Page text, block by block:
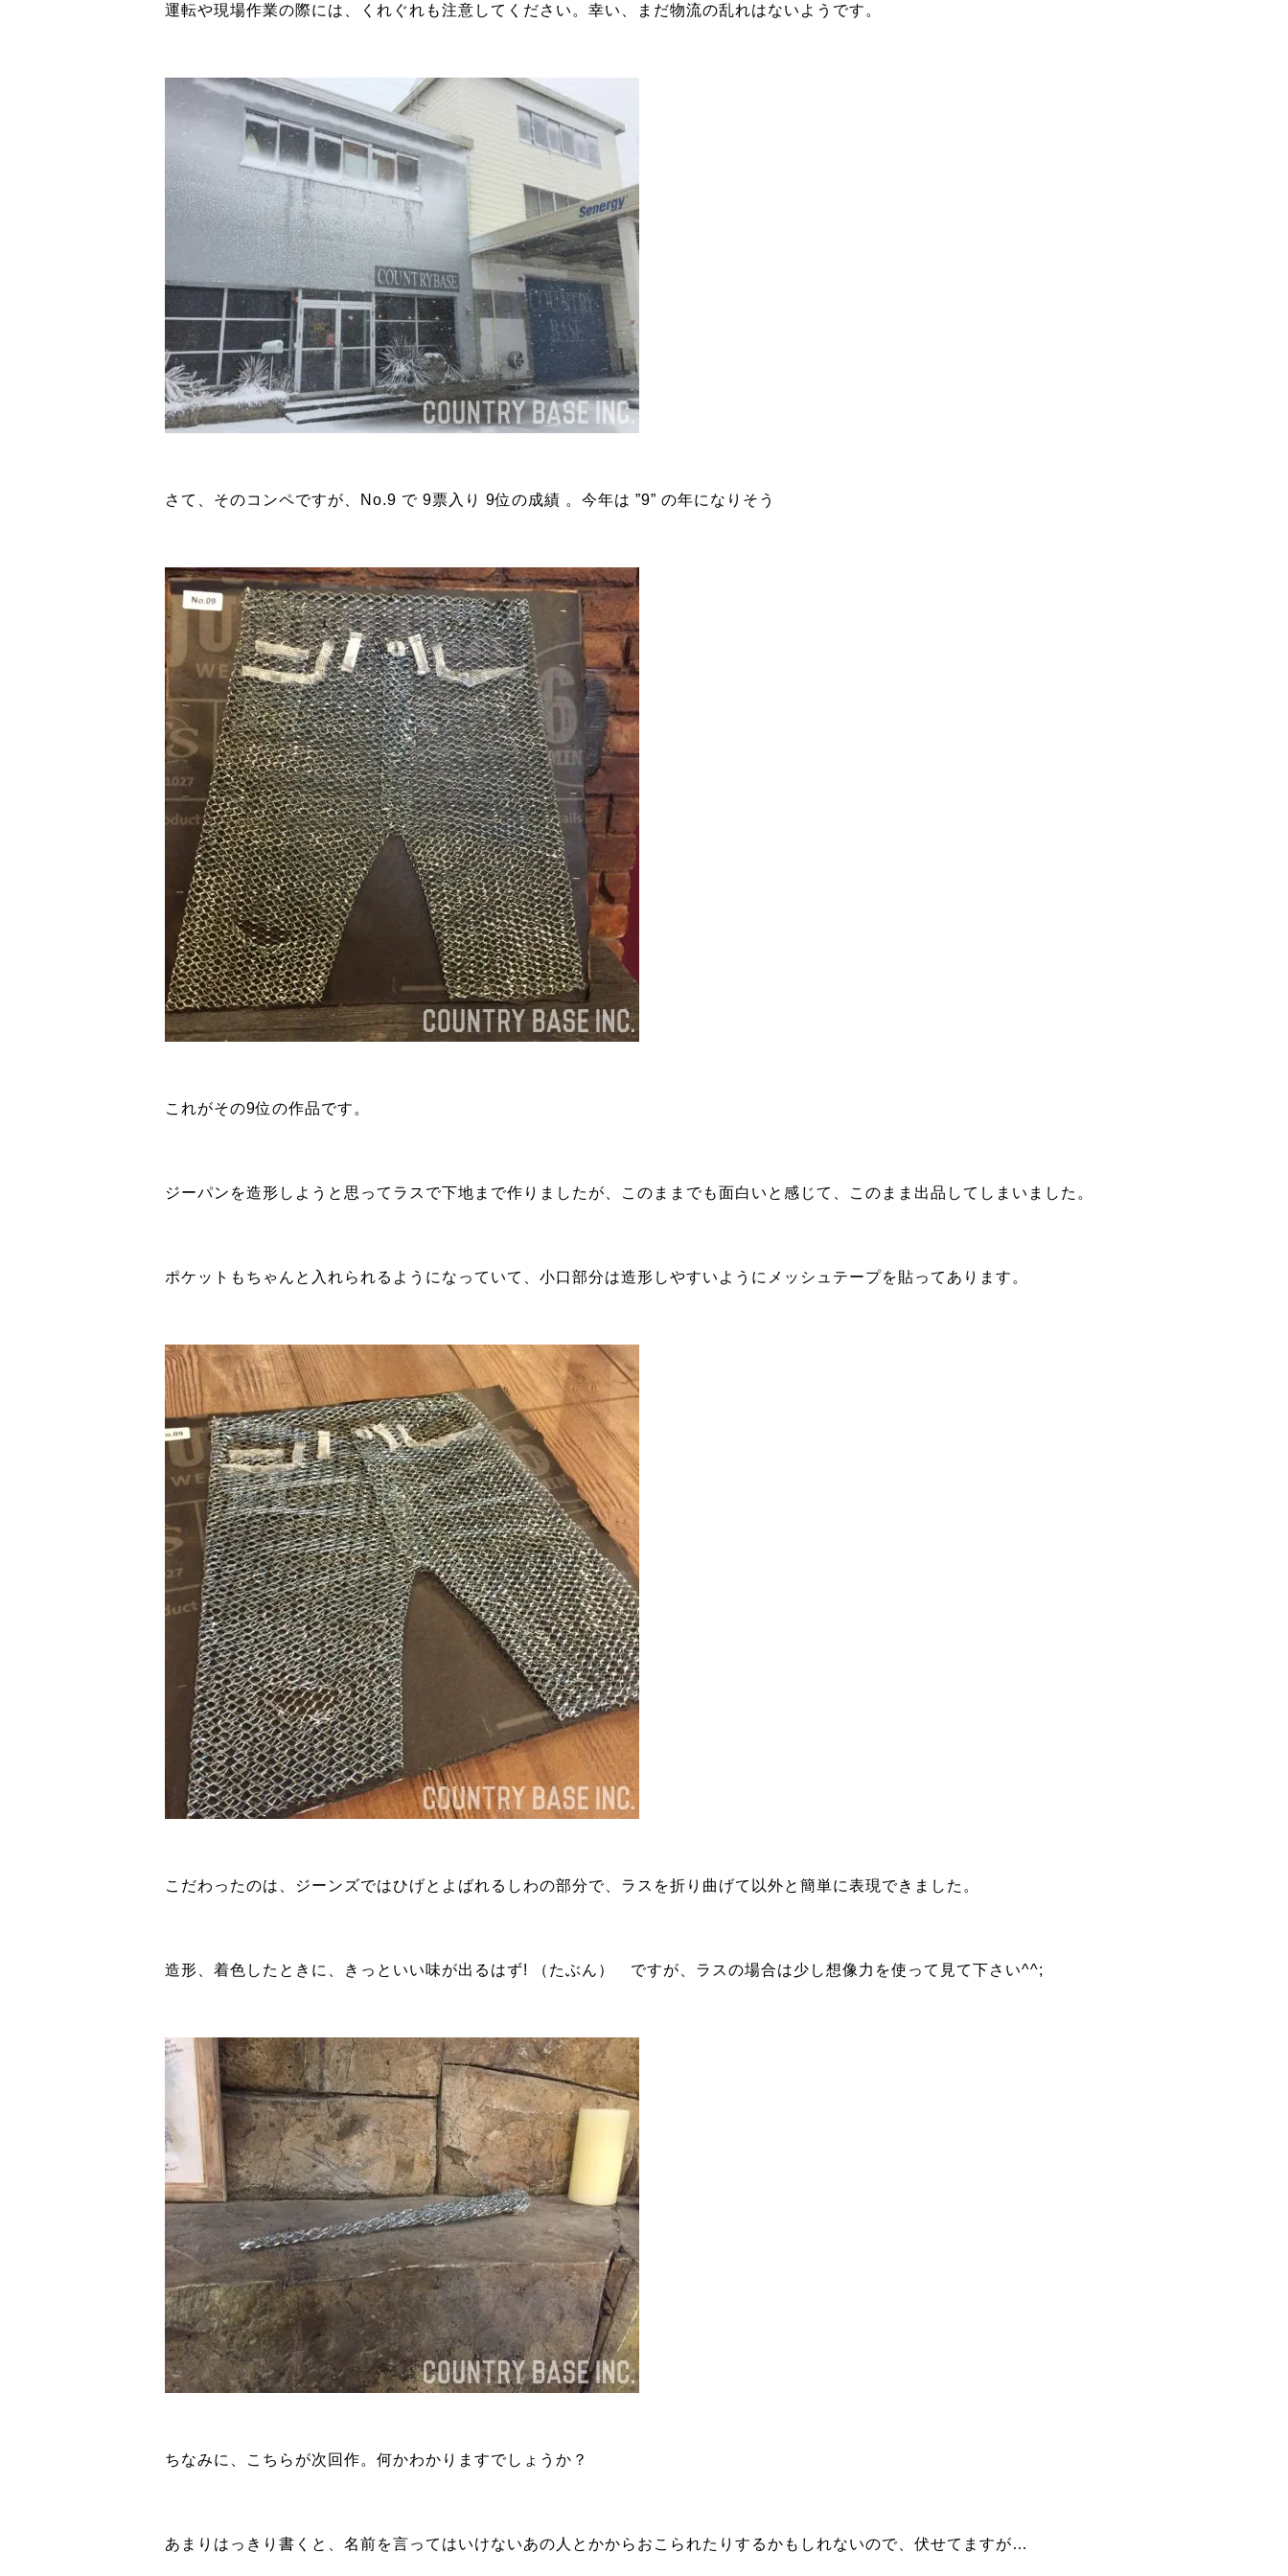
運転や現場作業の際には、くれぐれも注意してください。幸い、まだ物流の乱れはないようです。
さて、そのコンペですが、No.9 で 9票入り 9位の成績 。今年は ”9” の年になりそう
これがその9位の作品です。
ジーパンを造形しようと思ってラスで下地まで作りましたが、このままでも面白いと感じて、このまま出品してしまいました。
ポケットもちゃんと入れられるようになっていて、小口部分は造形しやすいようにメッシュテープを貼ってあります。
こだわったのは、ジーンズではひげとよばれるしわの部分で、ラスを折り曲げて以外と簡単に表現できました。
造形、着色したときに、きっといい味が出るはず! （たぶん） ですが、ラスの場合は少し想像力を使って見て下さい^^;
ちなみに、こちらが次回作。何かわかりますでしょうか？
あまりはっきり書くと、名前を言ってはいけないあの人とかからおこられたりするかもしれないので、伏せてますが…